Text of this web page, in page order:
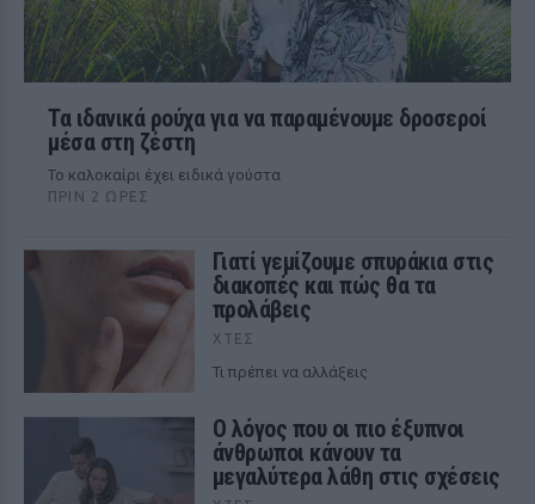
Τα ιδανικά ρούχα για να παραμένουμε δροσεροί
μέσα στη ζέστη
To καλοκαίρι έχει ειδικά γούστα
ΠΡΙΝ 2 ΏΡΕΣ
Γιατί γεμίζουμε σπυράκια στις
διακοπές και πώς θα τα
προλάβεις
ΧΤΕΣ
Τι πρέπει να αλλάξεις
Ο λόγος που οι πιο έξυπνοι
άνθρωποι κάνουν τα
μεγαλύτερα λάθη στις σχέσεις